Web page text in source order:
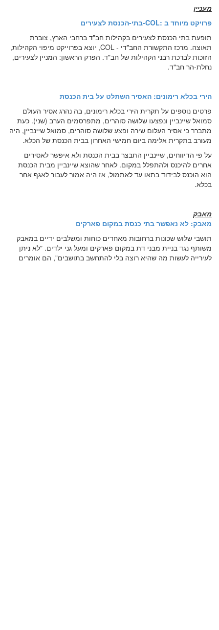
מעניין
פרויקט מיוחד ב -COL:בתי-הכנסת לצעירים
תופעת בתי הכנסת לצעירים בקהילות חב"ד ברחבי הארץ, צוברת
תאוצה. מרכז התקשורת החב"די - COL, יוצא בפרוייקט מיפוי הקהילות,
הזוכות לברכת רבני הקהילות של חב"ד. הפרק הראשון: המניין לצעירים,
נחלת-הר חב"ד.
הירי בכלא רימונים: האסיר השתלט על בית הכנסת
פרטים נוספים על תקרית הירי בכלא רימונים, בה נהרג אסיר העולם
סמואל שיינביין ונפצעו שלושה סוהרים, מתפרסמים הערב (שני). כעת
מתברר כי אסיר העלום שירה ופצע שלושה סוהרים, סמואל שיינביין, היה
מעורב בתקרית אלימה ביום חמישי האחרון בבית הכנסת של הכלא.
על פי הדיווחים, שיינביין התבצר בבית הכנסת ולא איפשר לאסירים
אחרים להיכנס ולהתפלל במקום. לאחר שהוצא שיינביין מבית הכנסת
הוא הוכנס לבידוד בתאו עד לאתמול, אז היה אמור לעבור לאגף אחר
בכלא.
מאבק
מאבק: לא נאפשר בתי כנסת במקום פארקים
תושבי שלוש שכונות ברחובות מאחדים כוחות ומשלבים ידיים במאבק
משותף נגד בניית מבני דת במקום פארקים ומעל גני ילדים. "לא ניתן
לעירייה לעשות מה שהיא רוצה בלי להתחשב בתושבים", הם אומרים